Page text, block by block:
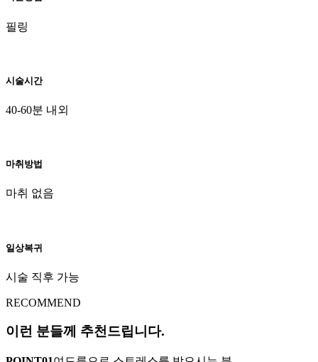
필링
시술시간
40-60분 내외
마취방법
마취 없음
일상복귀
시술 직후 가능
RECOMMEND
이런 분들께 추천드립니다.